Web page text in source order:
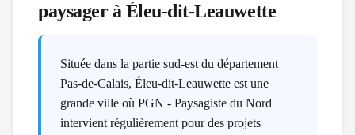
paysager à Éleu-dit-Leauwette
Située dans la partie sud-est du département
Pas-de-Calais, Éleu-dit-Leauwette est une
grande ville où PGN - Paysagiste du Nord
intervient régulièrement pour des projets